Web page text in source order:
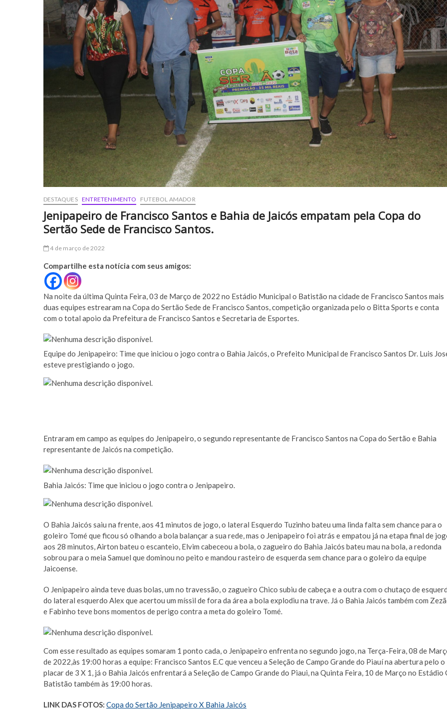
DESTAQUES ENTRETENIMENTO FUTEBOL AMADOR
Jenipapeiro de Francisco Santos e Bahia de Jaicós empatam pela Copa do
Sertão Sede de Francisco Santos.
4 de março de 2022
Compartilhe esta notícia com seus amigos:
Na noite da última Quinta Feira, 03 de Março de 2022 no Estádio Municipal o Batistão na cidade de Francisco Santos mais
duas equipes estrearam na Copa do Sertão Sede de Francisco Santos, competição organizada pelo o Bitta Sports e conta
com o total apoio da Prefeitura de Francisco Santos e Secretaria de Esportes.
Equipe do Jenipapeiro: Time que iniciou o jogo contra o Bahia Jaicós, o Prefeito Municipal de Francisco Santos Dr. Luis
esteve prestigiando o jogo.
Entraram em campo as equipes do Jenipapeiro, o segundo representante de Francisco Santos na Copa do Sertão e Bahia
representante de Jaicós na competição.
Bahia Jaicós: Time que iniciou o jogo contra o Jenipapeiro.
O Bahia Jaicós saiu na frente, aos 41 minutos de jogo, o lateral Esquerdo Tuzinho bateu uma linda falta sem chance para o
goleiro Tomé que ficou só olhando a bola balançar a sua rede, mas o Jenipapeiro foi atrás e empatou já na etapa final de
aos 28 minutos, Airton bateu o escanteio, Elvim cabeceou a bola, o zagueiro do Bahia Jaicós bateu mau na bola, a redonda
sobrou para o meia Samuel que dominou no peito e mandou rasteiro de esquerda sem chance para o goleiro da equipe
Jaicoense.
O Jenipapeiro ainda teve duas bolas, um no travessão, o zagueiro Chico subiu de cabeça e a outra com o chutaço de
do lateral esquerdo Alex que acertou um míssil de fora da área a bola explodiu na trave. Já o Bahia Jaicós também com
e Fabinho teve bons momentos de perigo contra a meta do goleiro Tomé.
Com esse resultado as equipes somaram 1 ponto cada, o Jenipapeiro enfrenta no segundo jogo, na Terça-Feira, 08 de
de 2022,às 19:00 horas a equipe: Francisco Santos E.C que venceu a Seleção de Campo Grande do Piauí na abertura pelo o
placar de 3 X 1, já o Bahia Jaicós enfrentará a Seleção de Campo Grande do Piaui, na Quinta Feira, 10 de Março no Estádio
Batistão também às 19:00 horas.
LINK DAS FOTOS: Copa do Sertão Jenipapeiro X Bahia Jaicós